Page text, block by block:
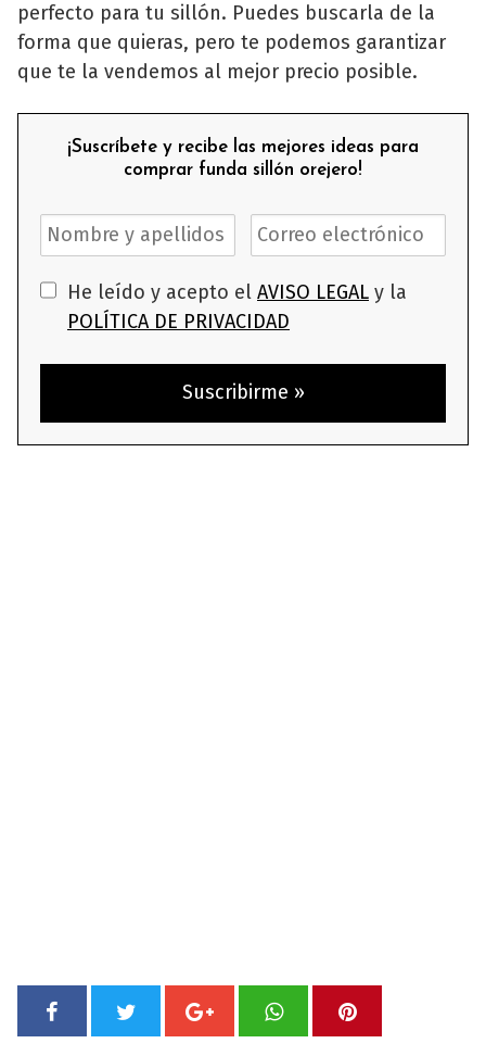
perfecto para tu sillón. Puedes buscarla de la
forma que quieras, pero te podemos garantizar
que te la vendemos al mejor precio posible.
¡Suscríbete y recibe las mejores ideas para
comprar funda sillón orejero!
He leído y acepto el AVISO LEGAL y la
POLÍTICA DE PRIVACIDAD